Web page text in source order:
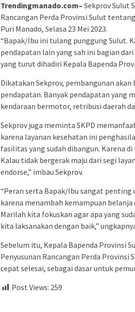
Trendingmanado.com– Sekprov Sulut
Rancangan Perda Provinsi Sulut
Puri Manado, Selasa 23 Mei 2023.
“Bapak/Ibu ini tulang punggung Sulut.
pendapatan lain yang sah ini bagian
yang turut dihadiri Kepala Bapenda
Dikatakan Sekprov, pembangunan akan
pendapatan. Banyak pendapatan yang
kendaraan bermotor, retribusi daerah
Sekprov juga meminta SKPD
karena layanan kesehatan ini
fasilitas yang sudah dibangun. Karena
Kalau tidak bergerak maju dari segi
endorse,” imbau Sekprov.
“Peran serta Bapak/Ibu sangat
karena menambah kemampuan belanja
Marilah kita fokuskan agar apa yang
kita laksanakan dengan baik,”
Sebelum itu, Kepala Bapenda Provinsi
Penyusunan Rancangan Perda Provinsi
cepat selesai, sebagai dasar untuk
Post Views: 259